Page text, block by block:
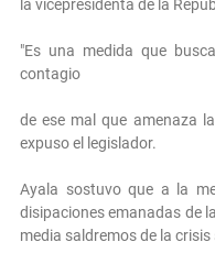
la vicepresidenta de la
"Es una medida que
contagio
de ese mal que amenaza
expuso el legislador.
Ayala sostuvo que a la
disipaciones emanadas de
media saldremos de la